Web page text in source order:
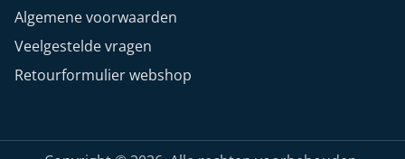
Algemene voorwaarden
Veelgestelde vragen
Retourformulier webshop